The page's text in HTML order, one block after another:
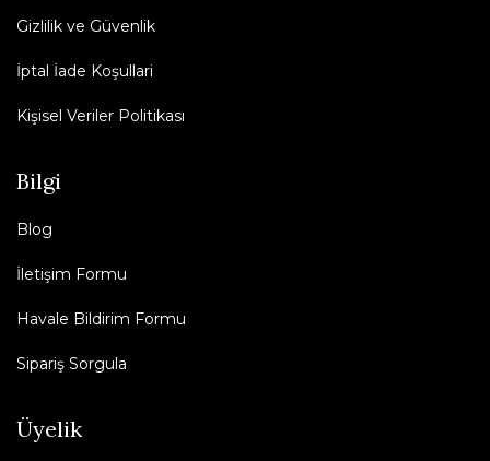
Gizlilik ve Güvenlik
İptal İade Koşullari
Kişisel Veriler Politikası
Bilgi
Blog
İletişim Formu
Havale Bildirim Formu
Sipariş Sorgula
Üyelik